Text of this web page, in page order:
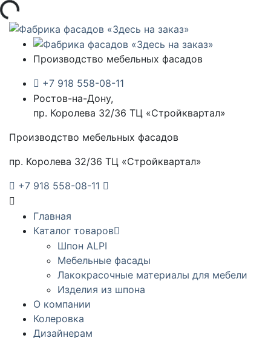
Производство мебельных фасадов
+7 918 558-08-11
Ростов-на-Дону,
пр. Королева 32/36 ТЦ «Стройквартал»
Производство мебельных фасадов
пр. Королева 32/36 ТЦ «Стройквартал»
+7 918 558-08-11
Главная
Каталог товаров
Шпон ALPI
Мебельные фасады
Лакокрасочные материалы для мебели
Изделия из шпона
О компании
Колеровка
Дизайнерам